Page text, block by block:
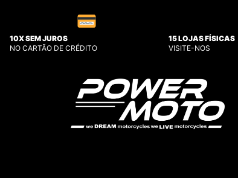
10X SEM JUROS
NO CARTÃO DE CRÉDITO
15 LOJAS FÍSICAS
VISITE-NOS